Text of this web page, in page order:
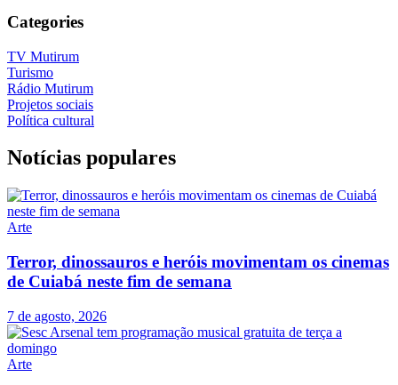
Categories
TV Mutirum
Turismo
Rádio Mutirum
Projetos sociais
Política cultural
Notícias populares
Arte
Terror, dinossauros e heróis movimentam os cinemas
de Cuiabá neste fim de semana
7 de agosto, 2026
Arte